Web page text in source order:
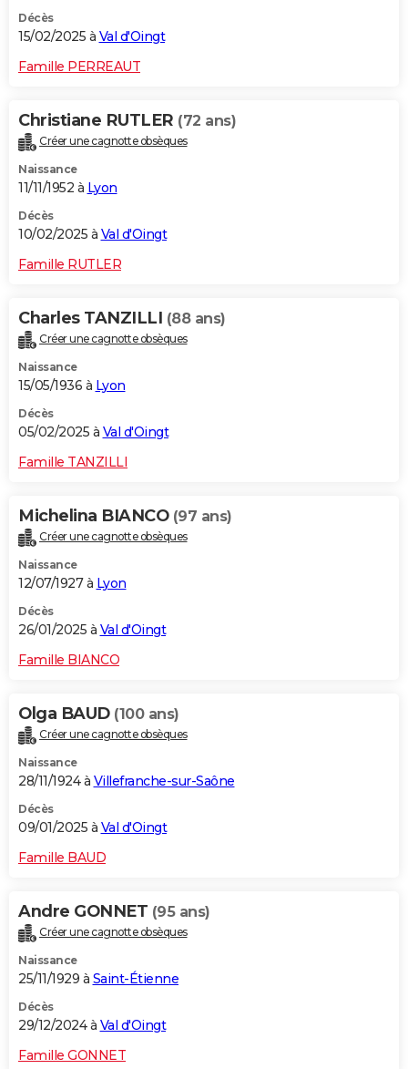
Décès
15/02/2025 à Val d'Oingt
Famille PERREAUT
Christiane RUTLER (72 ans)
Créer une cagnotte obsèques
Naissance
11/11/1952 à Lyon
Décès
10/02/2025 à Val d'Oingt
Famille RUTLER
Charles TANZILLI (88 ans)
Créer une cagnotte obsèques
Naissance
15/05/1936 à Lyon
Décès
05/02/2025 à Val d'Oingt
Famille TANZILLI
Michelina BIANCO (97 ans)
Créer une cagnotte obsèques
Naissance
12/07/1927 à Lyon
Décès
26/01/2025 à Val d'Oingt
Famille BIANCO
Olga BAUD (100 ans)
Créer une cagnotte obsèques
Naissance
28/11/1924 à Villefranche-sur-Saône
Décès
09/01/2025 à Val d'Oingt
Famille BAUD
Andre GONNET (95 ans)
Créer une cagnotte obsèques
Naissance
25/11/1929 à Saint-Étienne
Décès
29/12/2024 à Val d'Oingt
Famille GONNET